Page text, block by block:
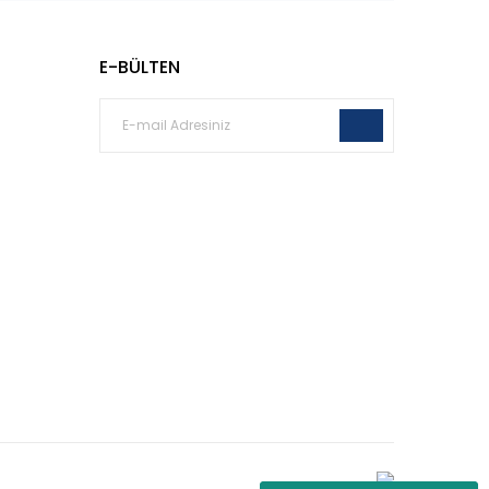
E-BÜLTEN